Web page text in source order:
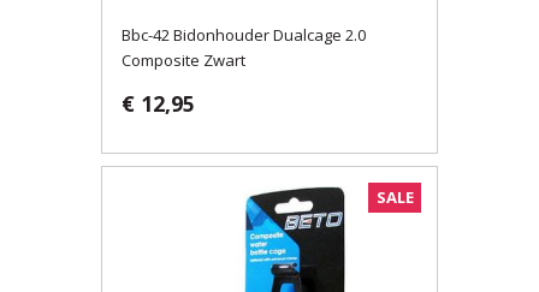
Bbc-42 Bidonhouder Dualcage 2.0
Composite Zwart
€ 12,95
SALE